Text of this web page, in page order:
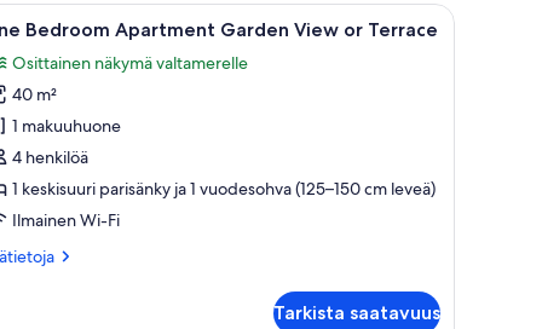
johtaa keittiötilaan.
tuoli. Nelipylväinen sänky valkoisilla lakanoiden
5 Bedroom Apartment Garden View or Terrace
Osittainen näkymä valtamerelle
40 m²
1 makuuhuone
4 henkilöä
1 keskisuuri parisänky ja 1 vuodesohva (125–150 cm leveä)
Ilmainen Wi-Fi
Tarkista saatavuus